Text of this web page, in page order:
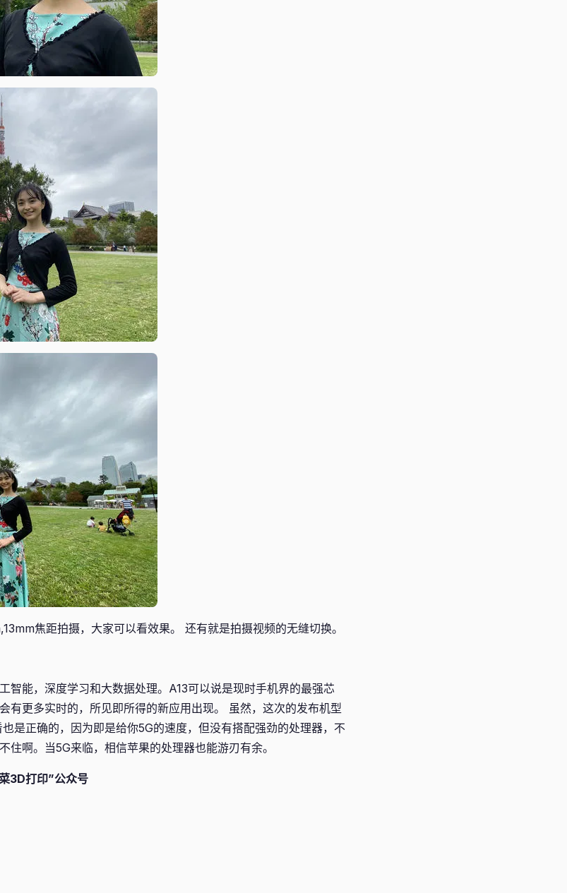
焦距拍摄，大家可以看效果。 还有就是拍摄视频的无缝切换。
智能，深度学习和大数据处理。A13可以说是现时手机界的最强芯
有更多实时的，所见即所得的新应用出现。 虽然，这次的发布机型
是正确的，因为即是给你5G的速度，但没有搭配强劲的处理器，不
住啊。当5G来临，相信苹果的处理器也能游刃有余。
3D打印”公众号